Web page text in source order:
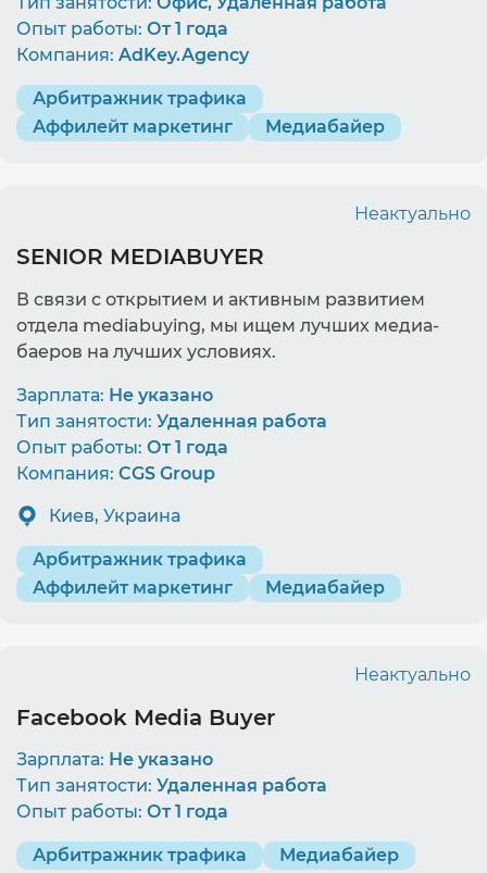
Опыт работы: От 1 года
Компания: AdKey.Agency
Арбитражник трафика
Аффилейт маркетинг
Медиабайер
SENIOR MEDIABUYER
Неактуально
В связи с открытием и активным развитием
отдела mediabuying, мы ищем лучших медиа-
баеров на лучших условиях.
Зарплата: Не указано
Тип занятости: Удаленная работа
Опыт работы: От 1 года
Компания: CGS Group
Арбитражник трафика
Аффилейт маркетинг
Медиабайер
Киев, Украина
Facebook Media Buyer
Неактуально
Зарплата: Не указано
Тип занятости: Удаленная работа
Опыт работы: От 1 года
Арбитражник трафика Медиабайер